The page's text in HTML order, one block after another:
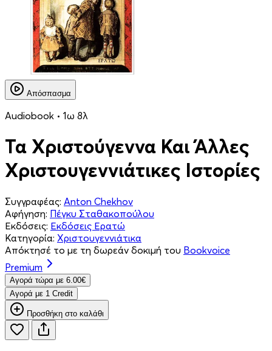
Απόσπασμα
Audiobook • 1ω 8λ
Τα Χριστούγεννα Και Άλλες
Χριστουγεννιάτικες Ιστορίες
Συγγραφέας: Anton Chekhov
Αφήγηση: Πέγκυ Σταθακοπούλου
Εκδόσεις: Εκδόσεις Ερατώ
Κατηγορία: Χριστουγεννιάτικα
Απόκτησέ το με τη δωρεάν δοκιμή του Bookvoice
Premium
Aγορά τώρα με 6.00€
Aγορά με 1 Credit
Προσθήκη στο καλάθι